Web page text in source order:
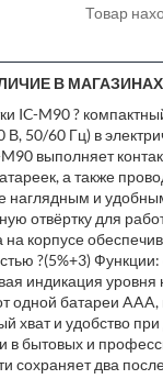
Товар
В МАГАЗИНАХ
IC-M90 ?
50/60 Гц) в
выполняет
а также
наглядным и
отвёртку для
на корпусе
?(5%+3)
индикация
одной батареи
хват и удобство
в бытовых и
сохраняет два